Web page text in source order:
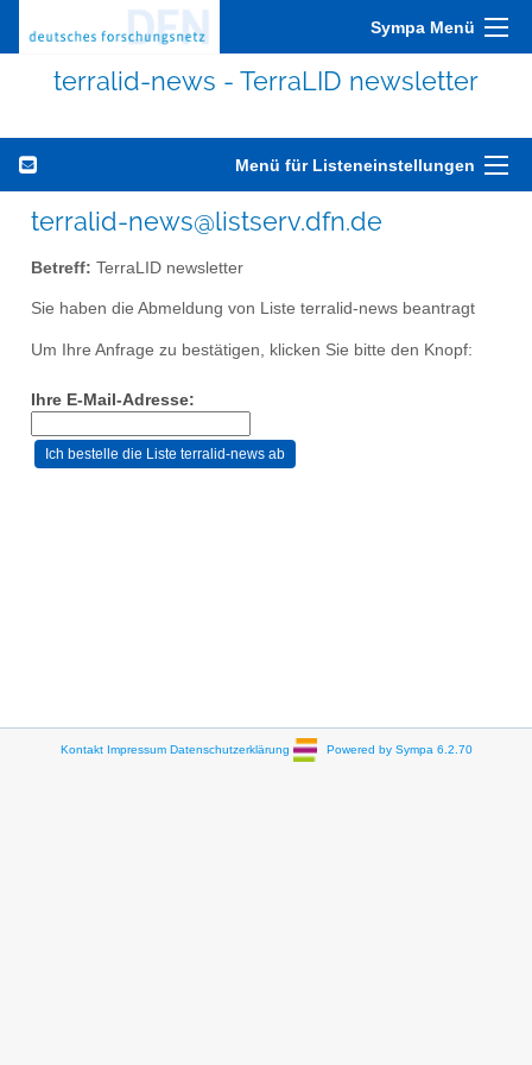
Sympa Menü
terralid-news - TerraLID newsletter
Menü für Listeneinstellungen
terralid-news@listserv.dfn.de
Betreff: TerraLID newsletter
Sie haben die Abmeldung von Liste terralid-news beantragt
Um Ihre Anfrage zu bestätigen, klicken Sie bitte den Knopf:
Ihre E-Mail-Adresse:
Kontakt Impressum Datenschutzerklärung Powered by Sympa 6.2.70